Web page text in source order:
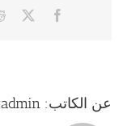
Facebook
X
عن الكاتب: admin